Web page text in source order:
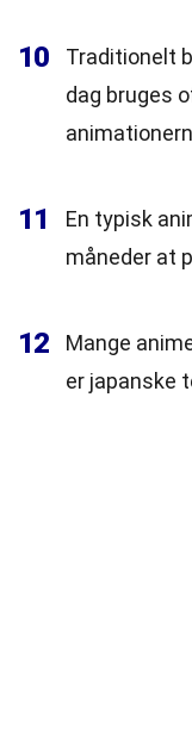
10
Traditionelt
dag bruges
11
En typisk
måneder at
12
Mange
er japanske